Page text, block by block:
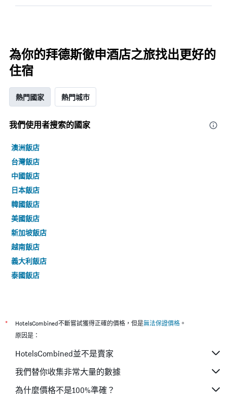
為你的拜德斯徹申酒店之旅找出更好的
住宿
熱門國家 熱門城市
我們使用者搜索的國家
澳洲飯店
台灣飯店
中國飯店
日本飯店
韓國飯店
美國飯店
新加坡飯店
越南飯店
義大利飯店
泰國飯店
* HotelsCombined不斷嘗試獲得正確的價格，但是無法保證價格 。
原因是：
HotelsCombined並不是賣家
我們替你收集非常大量的數據
為什麼價格不是100%準確？